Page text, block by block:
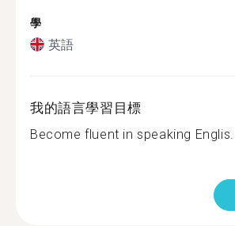
學
英語
我的語言學習目標
Become fluent in speaking Englis...